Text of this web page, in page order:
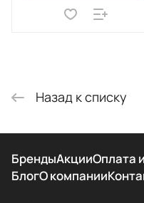
Назад к списку
БрендыАкцииОплата
БлогО компании